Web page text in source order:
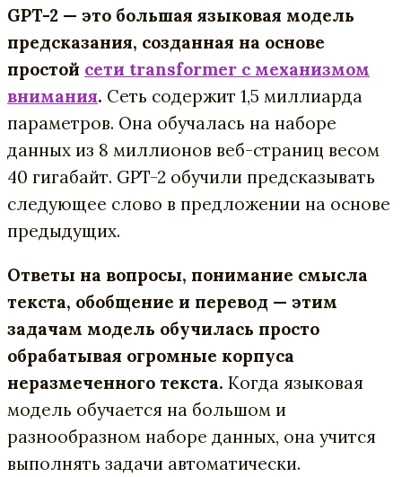
GPT-2 — это большая языковая модель
предсказания, созданная на основе
простой сети transformer с механизмом
внимания. Сеть содержит 1,5 миллиарда
параметров. Она обучалась на наборе
данных из 8 миллионов веб-страниц весом
40 гигабайт. GPT-2 обучили предсказывать
следующее слово в предложении на основе
предыдущих.
Ответы на вопросы, понимание смысла
текста, обобщение и перевод — этим
задачам модель обучилась просто
обрабатывая огромные корпуса
неразмеченного текста. Когда языковая
модель обучается на большом и
разнообразном наборе данных, она учится
выполнять задачи автоматически.